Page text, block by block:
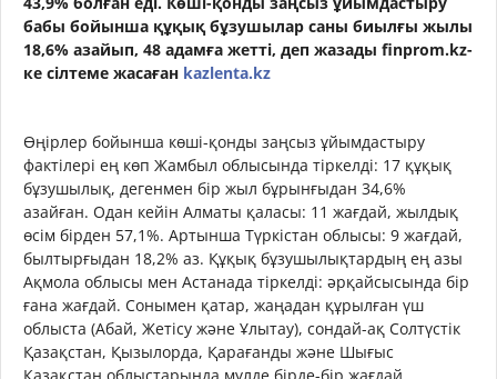
бабы бойынша құқық бұзушылар саны биылғы жылы
18,6% азайып, 48 адамға жетті, деп жазады finprom.kz-
ке сілтеме жасаған kazlenta.kz
Өңірлер бойынша көші-қонды заңсыз ұйымдастыру
фактілері ең көп Жамбыл облысында тіркелді: 17 құқық
бұзушылық, дегенмен бір жыл бұрынғыдан 34,6%
азайған. Одан кейін Алматы қаласы: 11 жағдай, жылдық
өсім бірден 57,1%. Артынша Түркістан облысы: 9 жағдай,
былтырғыдан 18,2% аз. Құқық бұзушылықтардың ең азы
Ақмола облысы мен Астанада тіркелді: әрқайсысында бір
ғана жағдай. Сонымен қатар, жаңадан құрылған үш
облыста (Абай, Жетісу және Ұлытау), сондай-ақ Солтүстік
Қазақстан, Қызылорда, Қарағанды және Шығыс